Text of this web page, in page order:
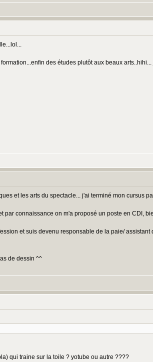
des études plutôt aux beaux
et les arts du spectacle... j'ai terminé mon cursus
connaissance on m'a proposé un poste en CDI,
et suis devenu responsable de la paie/
de dessin ^^
qui traine sur la toile ? yotube ou autre ????